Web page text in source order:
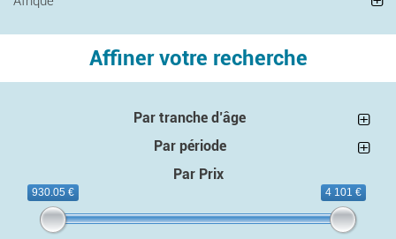
Affiner votre recherche
Par tranche d’âge
Par période
Par Prix
930.05 € 4 101 €